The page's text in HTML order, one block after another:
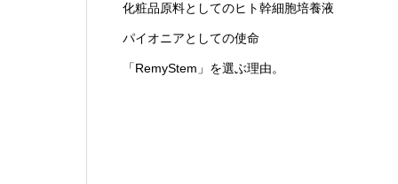
化粧品原料としてのヒト幹細胞培養液
パイオニアとしての使命
「RemyStem」を選ぶ理由。